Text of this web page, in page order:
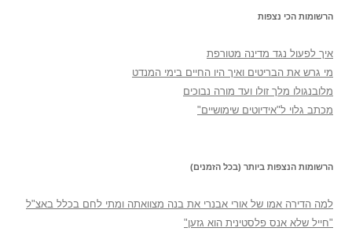
הרשומות הכי נצפות
איך לפעול נגד מדינה מטורפת
מי גרש את הבריטים ואיך היו החיים בימי המנדט
מלובנגולו מלך זולו ועד מורה נבוכים
מכתב גלוי ל"אידיוטים שימושיים"
הרשומות הנצפות ביותר (בכל הזמנים)
למה הדירה אמו של אורי אבנרי את בנה מצוואתה ומתי לחם בכלל באצ"ל
"חייל שלא אנס פלסטינית הוא גזען"